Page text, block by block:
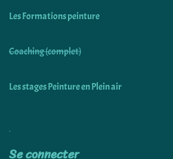
Les Formations peinture
Coaching (complet)
Les stages Peinture en Plein air
Se connecter